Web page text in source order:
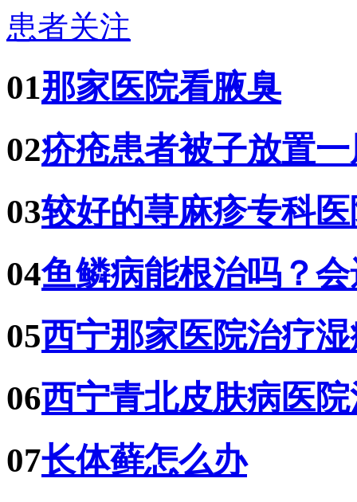
患者关注
01那家医院看腋臭
02疥疮患者被子放置
03较好的荨麻疹专科
04鱼鳞病能根治吗？
05西宁那家医院治疗
06西宁青北皮肤病医
07长体藓怎么办